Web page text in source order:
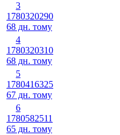
3
1780320290
68 дн. тому
4
1780320310
68 дн. тому
5
1780416325
67 дн. тому
6
1780582511
65 дн. тому